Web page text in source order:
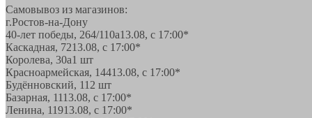
Самовывоз из магазинов:
г.Ростов-на-Дону
40-лет победы, 264/110а13.08, с 17:00*
Каскадная, 7213.08, с 17:00*
Королева, 30а1 шт
Красноармейская, 14413.08, с 17:00*
Будённовский, 11 2 шт
Базарная, 1113.08, с 17:00*
Ленина, 11913.08, с 17:00*